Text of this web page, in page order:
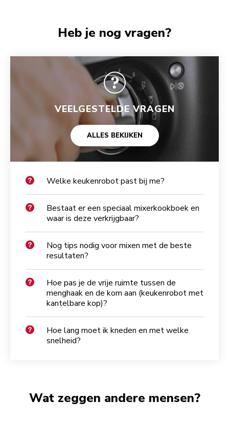
Heb je nog vragen?
VEELGESTELDE VRAGEN
ALLES BEKIJKEN
Welke keukenrobot past bij me?
Bestaat er een speciaal mixerkookboek en
waar is deze verkrijgbaar?
Nog tips nodig voor mixen met de beste
resultaten?
Hoe pas je de vrije ruimte tussen de
menghaak en de kom aan (keukenrobot met
kantelbare kop)?
Hoe lang moet ik kneden en met welke
snelheid?
Wat zeggen andere mensen?